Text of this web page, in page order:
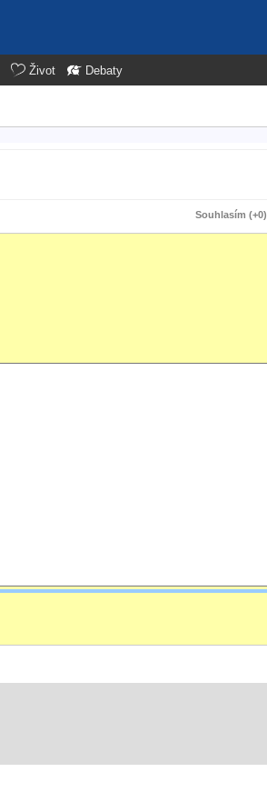
Život Debaty
Souhlasím (+0)